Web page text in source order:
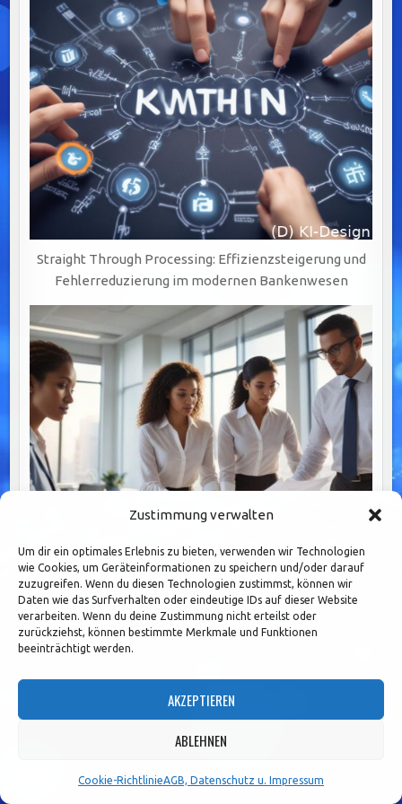
Zustimmung verwalten
Um dir ein optimales Erlebnis zu bieten, verwenden wir Technologien
wie Cookies, um Geräteinformationen zu speichern und/oder darauf
zuzugreifen. Wenn du diesen Technologien zustimmst, können wir
Daten wie das Surfverhalten oder eindeutige IDs auf dieser Website
verarbeiten. Wenn du deine Zustimmung nicht erteilst oder
zurückziehst, können bestimmte Merkmale und Funktionen
beeinträchtigt werden.
AKZEPTIEREN
ABLEHNEN
Cookie-RichtlinieAGB, Datenschutz u. Impressum
Straight Through Processing: Effizienzsteigerung und
Fehlerreduzierung im modernen Bankenwesen
Prozesskosten im Banking senken: Strategien zur
Effizienzsteigerung durch BPM und Automatisierung.